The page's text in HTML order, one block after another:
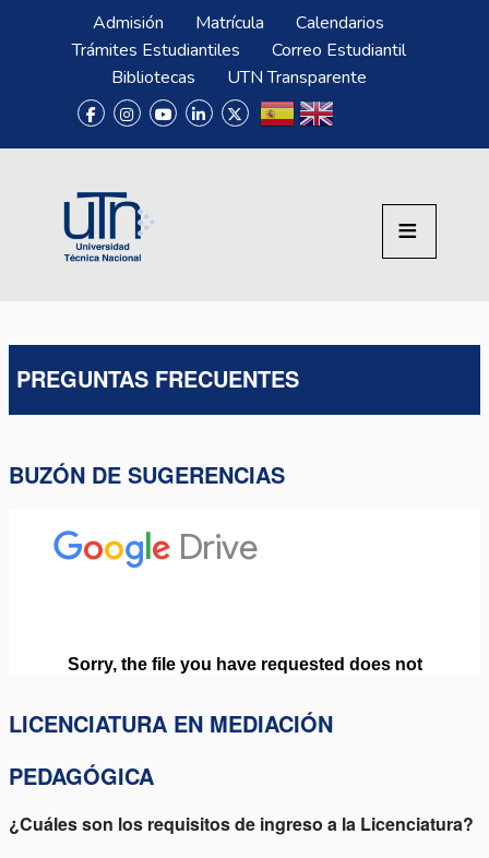
Pasar al contenido principal
Menú SuperiorAdmisión Matrícula
Calendarios
Trámites Estudiantiles
Correo Estudiantil
Bibliotecas
UTN Transparente
PREGUNTAS FRECUENTES
BUZÓN DE SUGERENCIAS
LICENCIATURA EN MEDIACIÓN
PEDAGÓGICA
¿Cuáles son los requisitos de ingreso a la Licenciatura?